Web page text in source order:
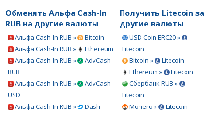
Обменять Альфа Cash-In
RUB на другие валюты
Альфа Cash-In RUB »
Bitcoin
Альфа Cash-In RUB »
Ethereum
Альфа Cash-In RUB »
AdvCash
RUB
Альфа Cash-In RUB »
AdvCash
USD
Альфа Cash-In RUB »
Dash
Получить Litecoin за
другие валюты
USD Coin ERC20 »
Litecoin
Bitcoin »
Litecoin
Ethereum »
Litecoin
Сбербанк RUB »
Litecoin
Monero »
Litecoin